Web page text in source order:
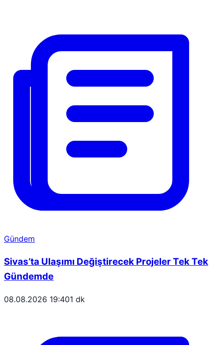
Gündem
Sivas’ta Ulaşımı Değiştirecek Projeler Tek Tek
Gündemde
08.08.2026 19:401 dk